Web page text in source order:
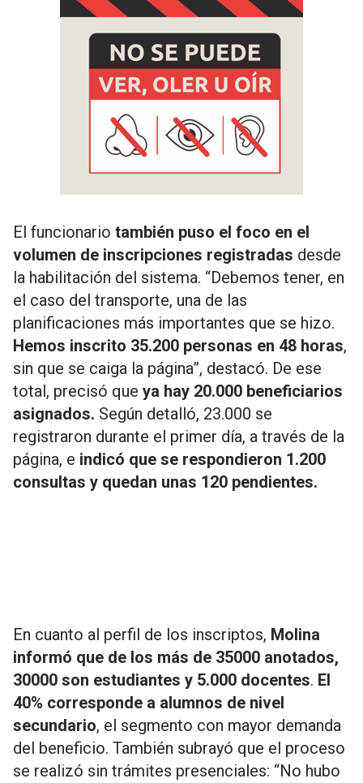
El funcionario también puso el foco en el
volumen de inscripciones registradas desde
la habilitación del sistema. “Debemos tener, en
el caso del transporte, una de las
planificaciones más importantes que se hizo.
Hemos inscrito 35.200 personas en 48 horas,
sin que se caiga la página”, destacó. De ese
total, precisó que ya hay 20.000 beneficiarios
asignados. Según detalló, 23.000 se
registraron durante el primer día, a través de la
página, e indicó que se respondieron 1.200
consultas y quedan unas 120 pendientes.
En cuanto al perfil de los inscriptos, Molina
informó que de los más de 35000 anotados,
30000 son estudiantes y 5.000 docentes. El
40% corresponde a alumnos de nivel
secundario, el segmento con mayor demanda
del beneficio. También subrayó que el proceso
se realizó sin trámites presenciales: “No hubo